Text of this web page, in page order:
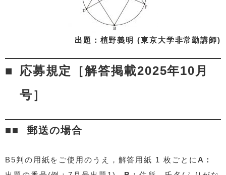
出題：植野義明 (東京大学非常勤講師)
応募規定［解答掲載2025年10月
号］
郵送の場合
B5判の用紙をご使用のうえ，解答用紙 1 枚ごとに A：